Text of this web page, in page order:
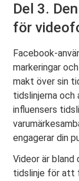
Del 3.
för
Facebook-
markeringar
makt över sin
tidslinjerna
influensers
engagerar din
Videor är bland
tidslinje för att